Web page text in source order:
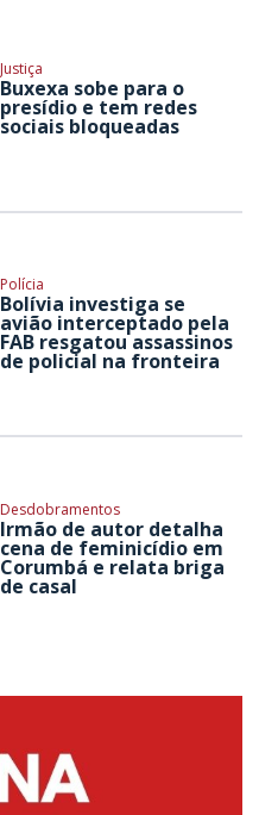
Justiça
Buxexa sobe para o
presídio e tem redes
sociais bloqueadas
Polícia
Bolívia investiga se
avião interceptado pela
FAB resgatou assassinos
de policial na fronteira
Desdobramentos
Irmão de autor detalha
cena de feminicídio em
Corumbá e relata briga
de casal